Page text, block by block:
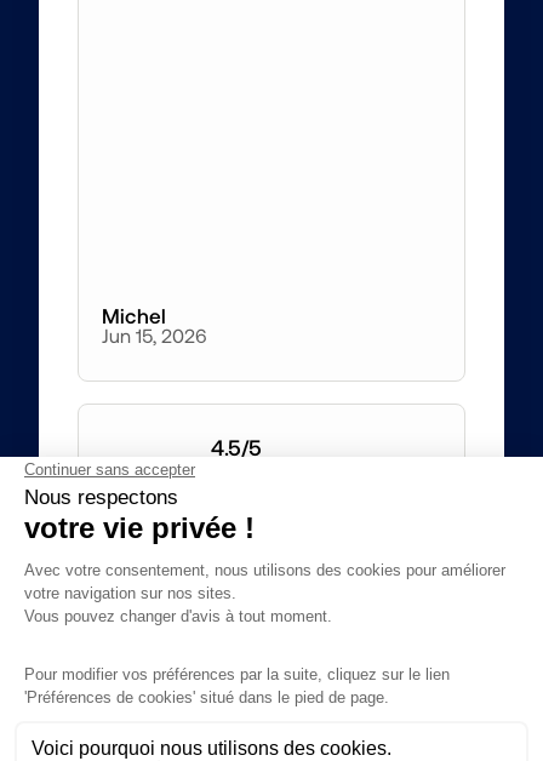
Michel
Jun 15, 2026
4.5/5
La formation était
particulièrement concrète et
directement applicable à nos
problématiques métier.
Emmanuelle a été une excellente
trainer : son double profil
technique et marketing lui permet
de parfaitement comprendre nos
recommandations à notre
contexte.